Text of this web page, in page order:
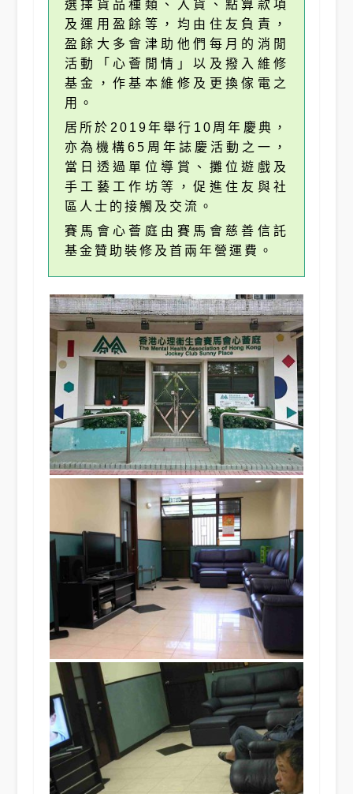
選擇貨品種類、入貨、點算款項
及運用盈餘等，均由住友負責，
盈餘大多會津助他們每月的消閒
活動「心薈閒情」以及撥入維修
基金，作基本維修及更換傢電之
用。
居所於2019年舉行10周年慶典，
亦為機構65周年誌慶活動之一，
當日透過單位導賞、攤位遊戲及
手工藝工作坊等，促進住友與社
區人士的接觸及交流。
賽馬會心薈庭由賽馬會慈善信託
基金贊助裝修及首兩年營運費。